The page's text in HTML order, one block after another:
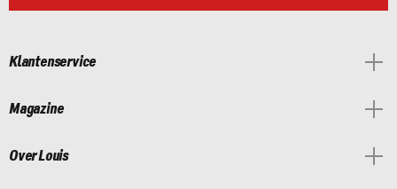
Klantenservice
Magazine
Over Louis